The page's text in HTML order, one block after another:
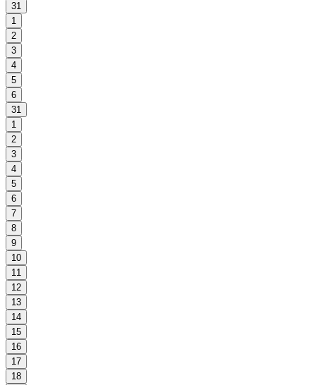
31
1
2
3
4
5
6
31
1
2
3
4
5
6
7
8
9
10
11
12
13
14
15
16
17
18